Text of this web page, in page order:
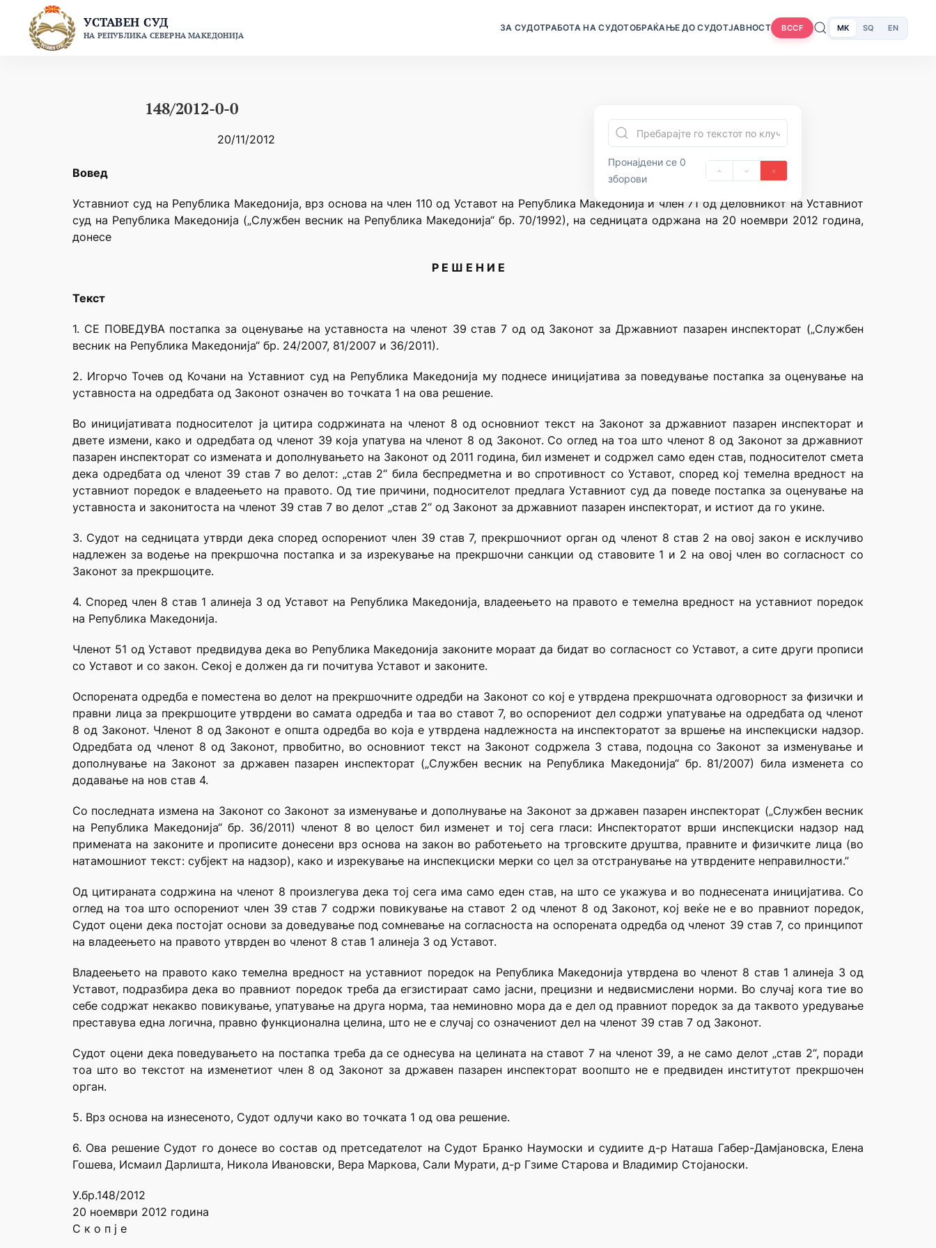
content
УСТАВЕН СУД
НА РЕПУБЛИКА СЕВЕРНА МАКЕДОНИЈА
ЗА СУДОТРАБОТА НА СУДОТОБРАЌАЊЕ ДО СУДОТЈАВНОСТ BCCF MK SQ EN
148/2012-0-0
20/11/2012
Пронајдени се 0
зборови
Вовед
Уставниот суд на Република Македонија, врз основа на член 110 од Уставот на Република Македонија и член 71 од Деловникот на Уставниот
суд на Република Македонија („Службен весник на Република Македонија“ бр. 70/1992), на седницата одржана на 20 ноември 2012 година,
донесе
Р Е Ш Е Н И Е
Текст
1. СЕ ПОВЕДУВА постапка за оценување на уставноста на членот 39 став 7 од од Законот за Државниот пазарен инспекторат („Службен
весник на Република Македонија“ бр. 24/2007, 81/2007 и 36/2011).
2. Игорчо Точев од Кочани на Уставниот суд на Република Македонија му поднесе иницијатива за поведување постапка за оценување на
уставноста на одредбата од Законот означен во точката 1 на ова решение.
Во иницијативата подносителот ја цитира содржината на членот 8 од основниот текст на Законот за државниот пазарен инспекторат и
двете измени, како и одредбата од членот 39 која упатува на членот 8 од Законот. Со оглед на тоа што членот 8 од Законот за државниот
пазарен инспекторат со измената и дополнувањето на Законот од 2011 година, бил изменет и содржел само еден став, подносителот смета
дека одредбата од членот 39 став 7 во делот: „став 2“ била беспредметна и во спротивност со Уставот, според кој темелна вредност на
уставниот поредок е владеењето на правото. Од тие причини, подносителот предлага Уставниот суд да поведе постапка за оценување на
уставноста и законитоста на членот 39 став 7 во делот „став 2“ од Законот за државниот пазарен инспекторат, и истиот да го укине.
3. Судот на седницата утврди дека според оспорениот член 39 став 7, прекршочниот орган од членот 8 став 2 на овој закон е исклучиво
надлежен за водење на прекршочна постапка и за изрекување на прекршочни санкции од ставовите 1 и 2 на овој член во согласност со
Законот за прекршоците.
4. Според член 8 став 1 алинеја 3 од Уставот на Република Македонија, владеењето на правото е темелна вредност на уставниот поредок
на Република Македонија.
Членот 51 од Уставот предвидува дека во Република Македонија законите мораат да бидат во согласност со Уставот, а сите други прописи
со Уставот и со закон. Секој е должен да ги почитува Уставот и законите.
Оспорената одредба е поместена во делот на прекршочните одредби на Законот со кој е утврдена прекршочната одговорност за физички и
правни лица за прекршоците утврдени во самата одредба и таа во ставот 7, во оспорениот дел содржи упатување на одредбата од членот
8 од Законот. Членот 8 од Законот е општа одредба во која е утврдена надлежноста на инспекторатот за вршење на инспекциски надзор.
Одредбата од членот 8 од Законот, првобитно, во основниот текст на Законот содржела 3 става, подоцна со Законот за изменување и
дополнување на Законот за државен пазарен инспекторат („Службен весник на Република Македонија“ бр. 81/2007) била изменета со
додавање на нов став 4.
Со последната измена на Законот со Законот за изменување и дополнување на Законот за државен пазарен инспекторат („Службен весник
на Република Македонија“ бр. 36/2011) членот 8 во целост бил изменет и тој сега гласи: Инспекторатот врши инспекциски надзор над
примената на законите и прописите донесени врз основа на закон во работењето на трговските друштва, правните и физичките лица (во
натамошниот текст: субјект на надзор), како и изрекување на инспекциски мерки со цел за отстранување на утврдените неправилности.”
Од цитираната содржина на членот 8 произлегува дека тој сега има само еден став, на што се укажува и во поднесената иницијатива. Со
оглед на тоа што оспорениот член 39 став 7 содржи повикување на ставот 2 од членот 8 од Законот, кој веќе не е во правниот поредок,
Судот оцени дека постојат основи за доведување под сомневање на согласноста на оспорената одредба од членот 39 став 7, со принципот
на владеењето на правото утврден во членот 8 став 1 алинеја 3 од Уставот.
Владеењето на правото како темелна вредност на уставниот поредок на Република Македонија утврдена во членот 8 став 1 алинеја 3 од
Уставот, подразбира дека во правниот поредок треба да егзистираат само јасни, прецизни и недвисмислени норми. Во случај кога тие во
себе содржат некакво повикување, упатување на друга норма, таа неминовно мора да е дел од правниот поредок за да таквото уредување
преставува една логична, правно функционална целина, што не е случај со означениот дел на членот 39 став 7 од Законот.
Судот оцени дека поведувањето на постапка треба да се однесува на целината на ставот 7 на членот 39, а не само делот „став 2“, поради
тоа што во текстот на изменетиот член 8 од Законот за државен пазарен инспекторат воопшто не е предвиден институтот прекршочен
орган.
5. Врз основа на изнесеното, Судот одлучи како во точката 1 од ова решение.
6. Ова решение Судот го донесе во состав од претседателот на Судот Бранко Наумоски и судиите д-р Наташа Габер-Дамјановска, Елена
Гошева, Исмаил Дарлишта, Никола Ивановски, Вера Маркова, Сали Мурати, д-р Гзиме Старова и Владимир Стојаноски.
У.бр.148/2012
20 ноември 2012 година
С к о п ј е